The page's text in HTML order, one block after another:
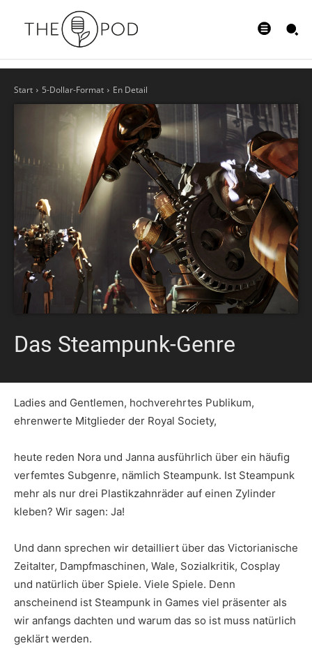
Start 5-Dollar-Format En Detail
Das Steampunk-Genre
Ladies and Gentlemen, hochverehrtes Publikum,
ehrenwerte Mitglieder der Royal Society,
heute reden Nora und Janna ausführlich über ein häufig
verfemtes Subgenre, nämlich Steampunk. Ist Steampunk
mehr als nur drei Plastikzahnräder auf einen Zylinder
kleben? Wir sagen: Ja!
Und dann sprechen wir detailliert über das Victorianische
Zeitalter, Dampfmaschinen, Wale, Sozialkritik, Cosplay
und natürlich über Spiele. Viele Spiele. Denn
anscheinend ist Steampunk in Games viel präsenter als
wir anfangs dachten und warum das so ist muss natürlich
geklärt werden.